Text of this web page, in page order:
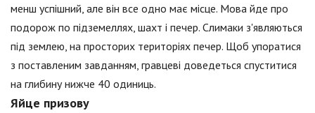
менш успішний, але він все одно має місце. Мова йде про
подорож по підземеллях, шахт і печер. Слимаки з'являються
під землею, на просторих територіях печер. Щоб упоратися
з поставленим завданням, гравцеві доведеться спуститися
на глибину нижче 40 одиниць.
Яйце призову